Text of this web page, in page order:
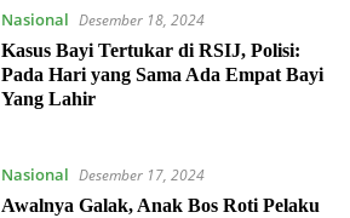
Nasional Desember 18, 2024
Kasus Bayi Tertukar di RSIJ, Polisi:
Pada Hari yang Sama Ada Empat Bayi
Yang Lahir
Nasional Desember 17, 2024
Awalnya Galak, Anak Bos Roti Pelaku